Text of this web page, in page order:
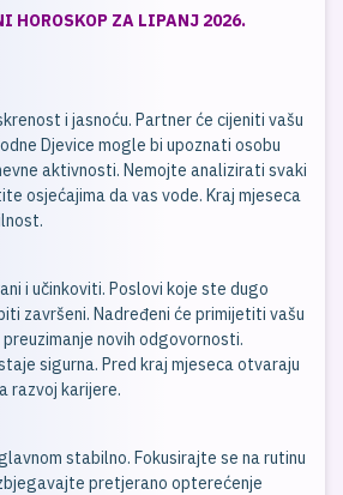
HOROSKOP ZA LIPANJ 2026.
i jasnoću. Partner će cijeniti vašu
Djevice mogle bi upoznati osobu
aktivnosti. Nemojte analizirati svaki
osjećajima da vas vode. Kraj mjeseca
i učinkoviti. Poslovi koje ste dugo
završeni. Nadređeni će primijetiti vašu
novih odgovornosti.
sigurna. Pred kraj mjeseca otvaraju
razvoj karijere.
stabilno. Fokusirajte se na rutinu
pretjerano opterećenje